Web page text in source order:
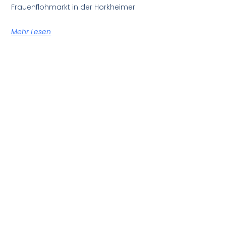
Frauenflohmarkt in der Horkheimer
Mehr Lesen